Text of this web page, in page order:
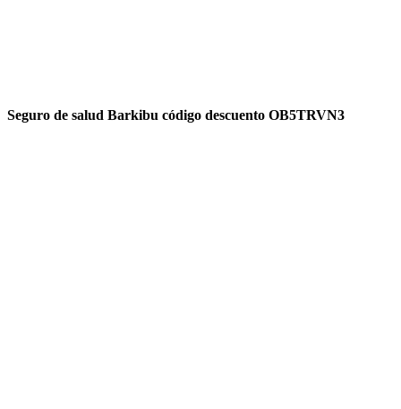
Seguro de salud Barkibu código descuento OB5TRVN3